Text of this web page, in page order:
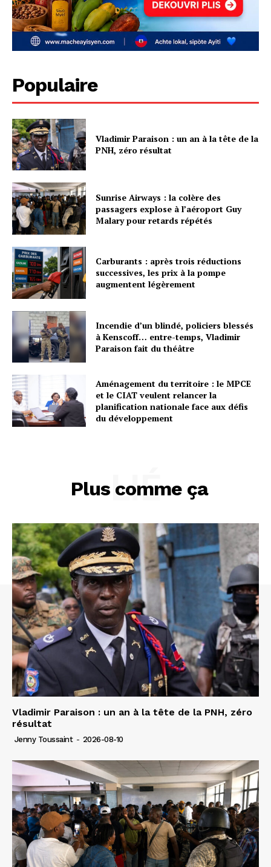
Populaire
Vladimir Paraison : un an à la tête de la
PNH, zéro résultat
Sunrise Airways : la colère des
passagers explose à l’aéroport Guy
Malary pour retards répétés
Carburants : après trois réductions
successives, les prix à la pompe
augmentent légèrement
Incendie d’un blindé, policiers blessés
à Kenscoff… entre-temps, Vladimir
Paraison fait du théâtre
Aménagement du territoire : le MPCE
et le CIAT veulent relancer la
planification nationale face aux défis
du développement
Plus comme ça
LIÉ
Vladimir Paraison : un an à la tête de la PNH, zéro
résultat
Jenny Toussaint - 2026-08-10